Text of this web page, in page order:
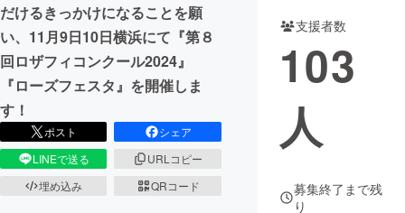
だけるきっかけになることを願
い、11月9日10日横浜にて『第８
回ロザフィコンクール2024』
『ローズフェスタ』を開催しま
す！
ポスト
シェア
LINEで送る
URLコピー
埋め込み
QRコード
支援者数
103
人
募集終了まで残
り